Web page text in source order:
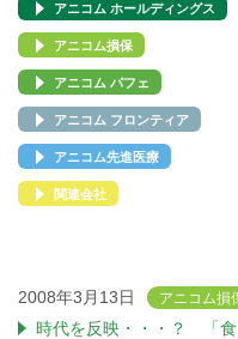
アニコム ホールディングス
アニコム損保
アニコム パフェ
アニコム フロンティア
アニコム先進医療
関連会社
2008年3月13日
アニコム損
時代を反映・・・？ 「食